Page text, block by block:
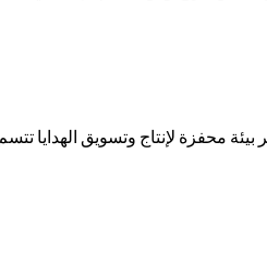
محفزة لإنتاج وتسويق الهدايا